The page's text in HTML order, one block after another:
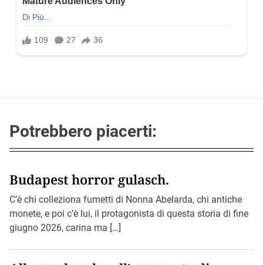
Potrebbero piacerti:
Budapest horror gulasch.
C’è chi colleziona fumetti di Nonna Abelarda, chi antiche
monete, e poi c’è lui, il protagonista di questa storia di fine
giugno 2026, carina ma […]